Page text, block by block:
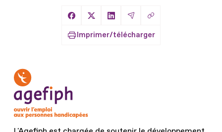
Partager sur Facebook
Partager sur X
Partager sur LinkedIn
Partager par Email
Copier le lien
Imprimer/télécharger